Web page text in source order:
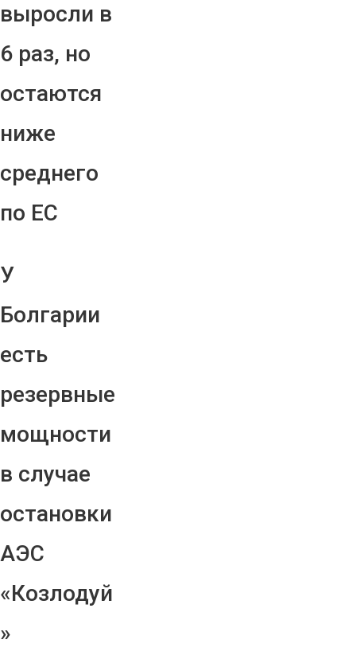
выросли в
6 раз, но
остаются
ниже
среднего
по ЕС
У
Болгарии
есть
резервные
мощности
в случае
остановки
АЭС
«Козлодуй
»